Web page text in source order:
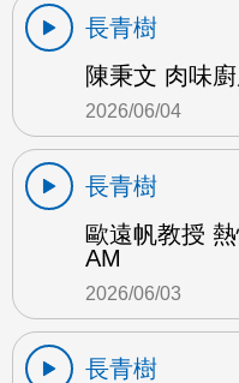
長青樹
陳秉文 肉味
2026/06/04
長青樹
歐遠帆教授
AM
2026/06/03
長青樹